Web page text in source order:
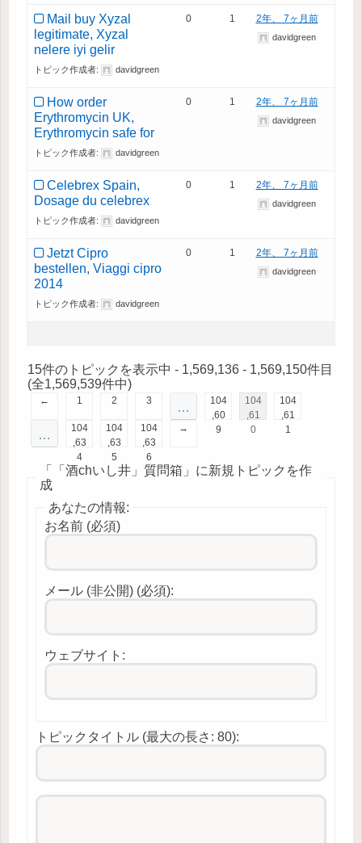
Mail buy Xyzal
legitimate, Xyzal
nelere iyi gelir
トピック作成者: davidgreen
0 1 2年、 7ヶ月前
davidgreen
How order
Erythromycin UK,
Erythromycin safe for
トピック作成者: davidgreen
0 1 2年、 7ヶ月前
davidgreen
Celebrex Spain,
Dosage du celebrex
トピック作成者: davidgreen
0 1 2年、 7ヶ月前
davidgreen
Jetzt Cipro
bestellen, Viaggi cipro
2014
トピック作成者: davidgreen
0 1 2年、 7ヶ月前
davidgreen
15件のトピックを表示中 - 1,569,136 - 1,569,150件目
(全1,569,539件中)
← 1 2 3 …
104
,60
9
104
,61
0
104
,61
1
…
104
,63
4
104
,63
5
104
,63
6
→
「「酒chいし井」質問箱」に新規トピックを作
成
あなたの情報:
お名前 (必須)
メール (非公開) (必須):
ウェブサイト:
トピックタイトル (最大の長さ: 80):